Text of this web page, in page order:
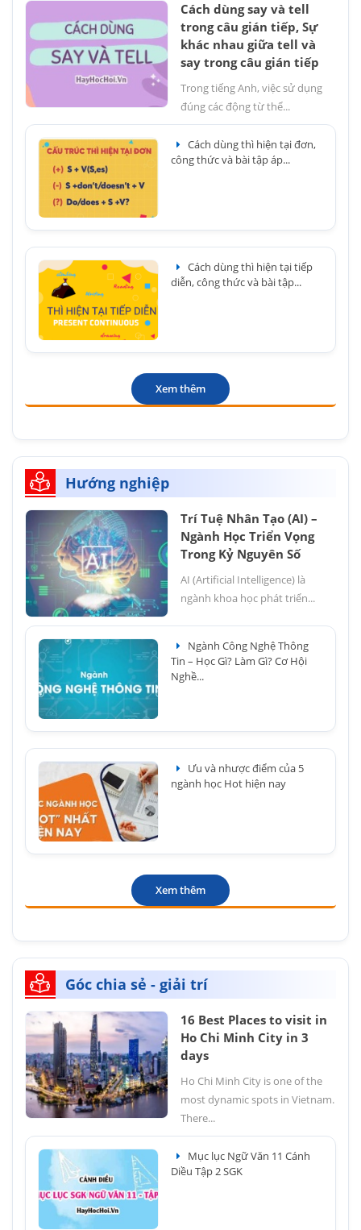
Cách dùng say và tell
trong câu gián tiếp, Sự
khác nhau giữa tell và
say trong câu gián tiếp
Trong tiếng Anh, việc sử dụng
đúng các động từ thể...
Cách dùng thì hiện tại đơn,
công thức và bài tập áp...
Cách dùng thì hiện tại tiếp
diễn, công thức và bài tập...
Xem thêm
Hướng nghiệp
Trí Tuệ Nhân Tạo (AI) –
Ngành Học Triển Vọng
Trong Kỷ Nguyên Số
AI (Artificial Intelligence) là
ngành khoa học phát triển...
Ngành Công Nghệ Thông
Tin – Học Gì? Làm Gì? Cơ Hội
Nghề...
Ưu và nhược điểm của 5
ngành học Hot hiện nay
Xem thêm
Góc chia sẻ - giải trí
16 Best Places to visit in
Ho Chi Minh City in 3
days
Ho Chi Minh City is one of the
most dynamic spots in Vietnam.
There...
Mục lục Ngữ Văn 11 Cánh
Diều Tập 2 SGK